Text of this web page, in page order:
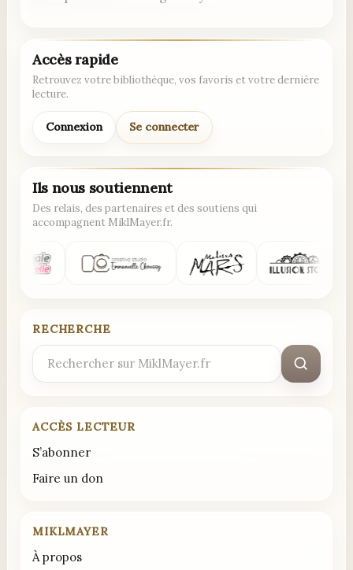
Accès rapide
Retrouvez votre bibliothèque, vos favoris et votre dernière
lecture.
Connexion Se connecter
Ils nous soutiennent
Des relais, des partenaires et des soutiens qui
accompagnent MiklMayer.fr.
RECHERCHE
Rechercher
ACCÈS LECTEUR
S’abonner
Faire un don
MIKLMAYER
À propos